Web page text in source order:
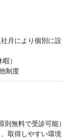
月により個別に設
）
制度
則無料で受診可能）
取得しやすい環境